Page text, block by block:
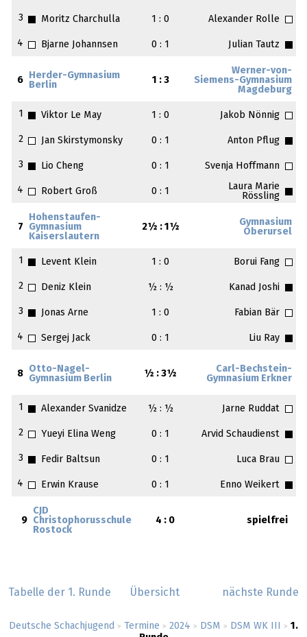
Deutsche Schachjugend > Termine > 2024 > DSM > DSM WK III > 1.
3 Moritz Charchulla 1 : 0 Alexander Rolle
4 Bjarne Johannsen 0 : 1 Julian Tautz
6
Herder-Gymnasium
Berlin
1 : 3
Werner-von-
Siemens-Gymnasium
Magdeburg
1 Viktor Le May 1 : 0 Jakob Nönnig
2 Jan Skirstymonsky 0 : 1 Anton Pflug
3 Lio Cheng 0 : 1 Svenja Hoffmann
4 Robert Groß 0 : 1
Laura Marie
Rössling
7
Hohenstaufen-
Gymnasium
Kaiserslautern
2½ : 1½
Gymnasium
Oberursel
1 Levent Klein 1 : 0 Borui Fang
2 Deniz Klein ½ : ½ Kanad Joshi
3 Jonas Arne 1 : 0 Fabian Bär
4 Sergej Jack 0 : 1 Liu Ray
8
Otto-Nagel-
Gymnasium Berlin
½ : 3½
Carl-Bechstein-
Gymnasium Erkner
1 Alexander Svanidze ½ : ½ Jarne Ruddat
2 Yueyi Elina Weng 0 : 1 Arvid Schaudienst
3 Fedir Baltsun 0 : 1 Luca Brau
4 Erwin Krause 0 : 1 Enno Weikert
9
CJD
Christophorusschule
Rostock
4 : 0 spielfrei
Tabelle der 1. Runde Übersicht nächste Runde